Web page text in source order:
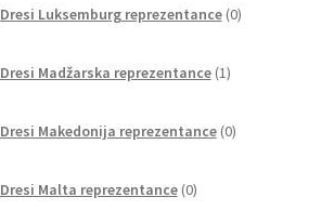
Dresi Luksemburg reprezentance 0izdelkov
Dresi Madžarska reprezentance 1izdelek
Dresi Makedonija reprezentance 0izdelkov
Dresi Malta reprezentance 0izdelkov